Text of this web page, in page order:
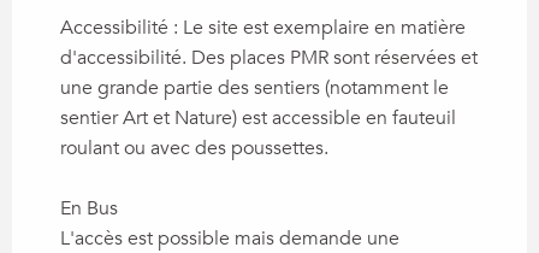
Accessibilité : Le site est exemplaire en matière
d'accessibilité. Des places PMR sont réservées et
une grande partie des sentiers (notamment le
sentier Art et Nature) est accessible en fauteuil
roulant ou avec des poussettes.
En Bus
L'accès est possible mais demande une